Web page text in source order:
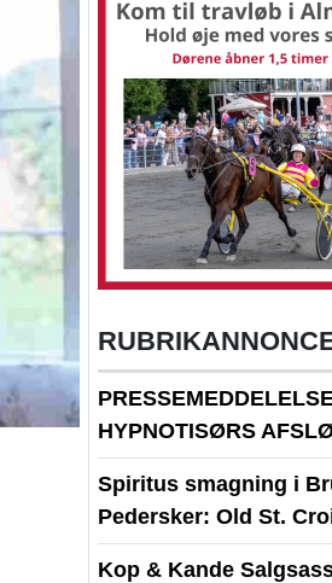
HYPNOTISØRS
Spiritus smagning i
Pedersker: Old St.
Kop & Kande